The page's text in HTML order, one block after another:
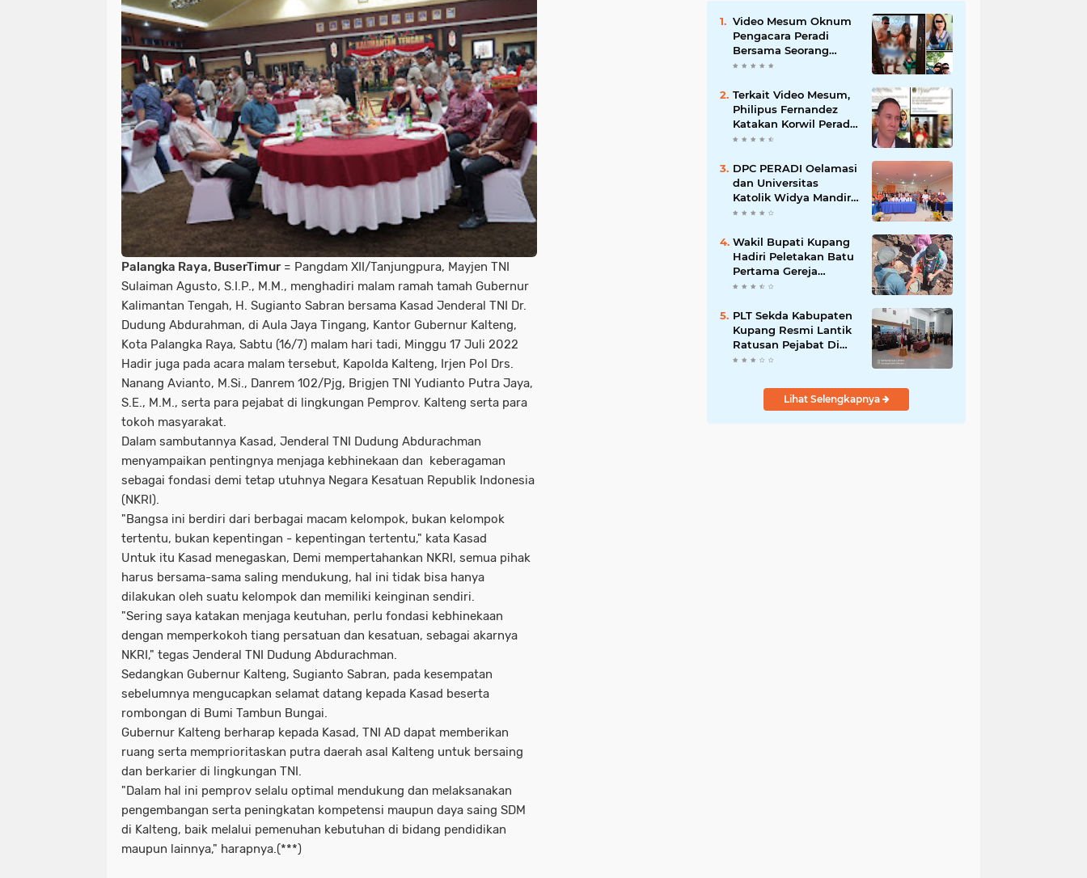
Palangka Raya, BuserTimur = Pangdam XII/Tanjungpura, Mayjen TNI
Sulaiman Agusto, S.I.P., M.M., menghadiri malam ramah tamah Gubernur
Kalimantan Tengah, H. Sugianto Sabran bersama Kasad Jenderal TNI Dr.
Dudung Abdurahman, di Aula Jaya Tingang, Kantor Gubernur Kalteng,
Kota Palangka Raya, Sabtu (16/7) malam hari tadi, Minggu 17 Juli 2022
Hadir juga pada acara malam tersebut, Kapolda Kalteng, Irjen Pol Drs.
Nanang Avianto, M.Si., Danrem 102/Pjg, Brigjen TNI Yudianto Putra Jaya,
S.E., M.M., serta para pejabat di lingkungan Pemprov. Kalteng serta para
tokoh masyarakat.
Dalam sambutannya Kasad, Jenderal TNI Dudung Abdurachman
menyampaikan pentingnya menjaga kebhinekaan dan keberagaman
sebagai fondasi demi tetap utuhnya Negara Kesatuan Republik Indonesia
(NKRI).
"Bangsa ini berdiri dari berbagai macam kelompok, bukan kelompok
tertentu, bukan kepentingan - kepentingan tertentu," kata Kasad
Untuk itu Kasad menegaskan, Demi mempertahankan NKRI, semua pihak
harus bersama-sama saling mendukung, hal ini tidak bisa hanya
dilakukan oleh suatu kelompok dan memiliki keinginan sendiri.
"Sering saya katakan menjaga keutuhan, perlu fondasi kebhinekaan
dengan memperkokoh tiang persatuan dan kesatuan, sebagai akarnya
NKRI," tegas Jenderal TNI Dudung Abdurachman.
Sedangkan Gubernur Kalteng, Sugianto Sabran, pada kesempatan
sebelumnya mengucapkan selamat datang kepada Kasad beserta
rombongan di Bumi Tambun Bungai.
Gubernur Kalteng berharap kepada Kasad, TNI AD dapat memberikan
ruang serta memprioritaskan putra daerah asal Kalteng untuk bersaing
dan berkarier di lingkungan TNI.
"Dalam hal ini pemprov selalu optimal mendukung dan melaksanakan
pengembangan serta peningkatan kompetensi maupun daya saing SDM
di Kalteng, baik melalui pemenuhan kebutuhan di bidang pendidikan
maupun lainnya," harapnya.(***)
Video Mesum Oknum
Pengacara Peradi
Bersama Seorang
Wanita Viral di
Terkait Video Mesum,
Philipus Fernandez
Katakan Korwil Peradi
NTT Akan Panggil
DPC PERADI Oelamasi
dan Universitas
Katolik Widya Mandira
Kupang Resmi Tutup
Wakil Bupati Kupang
Hadiri Peletakan Batu
Pertama Gereja
Imanuel Bonet
PLT Sekda Kabupaten
Kupang Resmi Lantik
Ratusan Pejabat Di
Lingkup Kabupaten
Lihat Selengkapnya